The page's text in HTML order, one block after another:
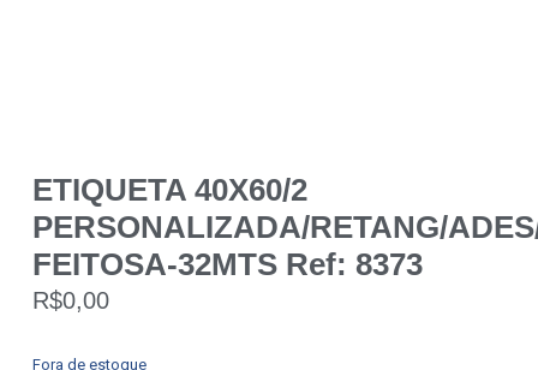
ETIQUETA 40X60/2
PERSONALIZADA/RETANG/
FEITOSA-32MTS Ref: 8373
R$0,00
Fora de estoque